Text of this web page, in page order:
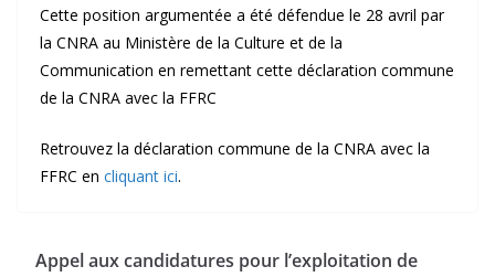
Cette position argumentée a été défendue le 28 avril par
la CNRA au Ministère de la Culture et de la
Communication en remettant cette déclaration commune
de la CNRA avec la FFRC
Retrouvez la déclaration commune de la CNRA avec la
FFRC en cliquant ici.
Appel aux candidatures pour l’exploitation de